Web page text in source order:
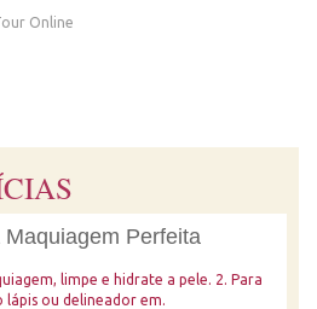
Online
Perfeita
limpe e hidrate a pele. 2. Para
lápis ou delineador em.